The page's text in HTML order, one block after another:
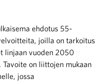
ehdotus 55-
joilla on tarkoitus
linjaan vuoden 2050
on liittojen mukaan
jossa